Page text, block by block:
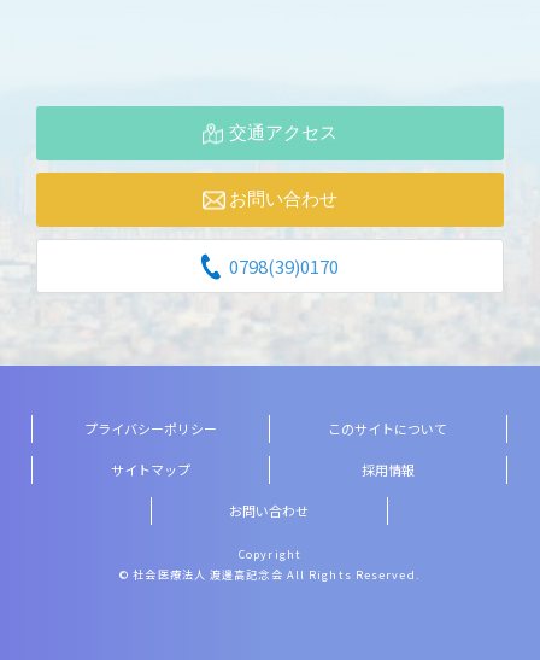
交通アクセス
お問い合わせ
0798(39)0170
プライバシーポリシー このサイトについて
サイトマップ 採用情報
お問い合わせ
Copyright
© 社会医療法人 渡邊高記念会 All Rights Reserved.